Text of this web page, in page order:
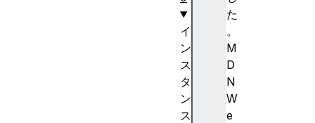
た
。
M
D
N
W
e
イ
ン
ス
タ
ン
ス